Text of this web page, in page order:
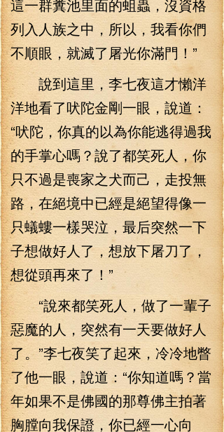
這一群糞池里面的蛆蟲，沒資格
列入人族之中，所以，我看你們
不順眼，就滅了屠光你滿門！”
說到這里，李七夜這才懶洋
洋地看了吠陀金剛一眼，說道：
“吠陀，你真的以為你能逃得過我
的手掌心嗎？說了都笑死人，你
只不過是喪家之犬而己，走投無
路，在絕境中已經是絕望得像一
只蟻螻一樣哭泣，最后突然一下
子想做好人了，想放下屠刀了，
想從頭再來了！”
“說來都笑死人，做了一輩子
惡魔的人，突然有一天要做好人
了。”李七夜笑了起來，冷冷地瞥
了他一眼，說道：“你知道嗎？當
年如果不是佛國的那尊佛主拍著
胸膛向我保證，你已經一心向